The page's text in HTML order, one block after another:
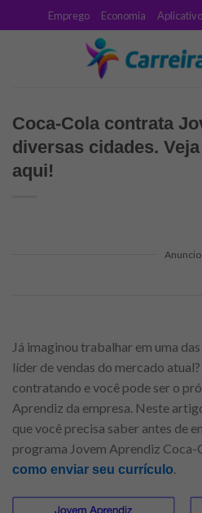
to
Emprego Economia
Coca-Cola contrata
diversas cidades.
aqui!
Anuncio
Já imaginou trabalhar em uma
líder de vendas do mercado
contratando e você pode ser o
Aprendiz da empresa. Neste
que você precisa saber antes de
programa Jovem Aprendiz Coca-
como enviar seu currículo.